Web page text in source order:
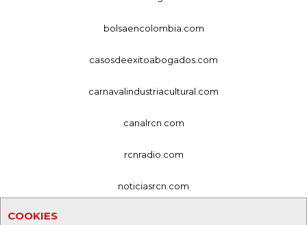
COOKIES
bolsaencolombia.com
casosdeexitoabogados.com
carnavalindustriacultural.com
canalrcn.com
rcnradio.com
noticiasrcn.com